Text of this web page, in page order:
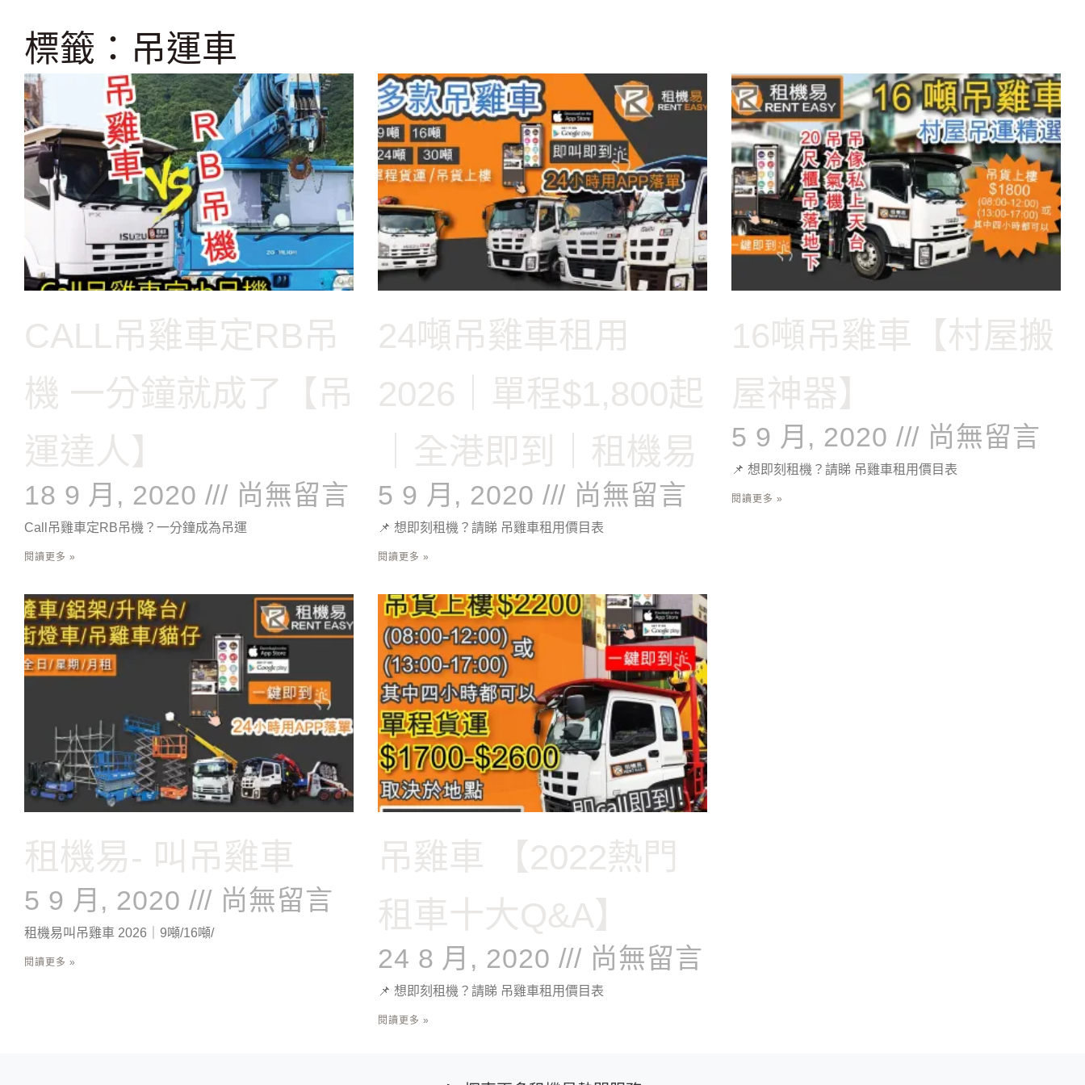
標籤：吊運車
CALL吊雞車定RB吊
機 一分鐘就成了【吊
運達人】
18 9 月, 2020 尚無留言
Call吊雞車定RB吊機？一分鐘成為吊運
閱讀更多 »
24噸吊雞車租用
2026｜單程$1,800起
｜全港即到｜租機易
5 9 月, 2020 尚無留言
📌 想即刻租機？請睇 吊雞車租用價目表
閱讀更多 »
16噸吊雞車【村屋搬
屋神器】
5 9 月, 2020 尚無留言
📌 想即刻租機？請睇 吊雞車租用價目表
閱讀更多 »
租機易- 叫吊雞車
5 9 月, 2020 尚無留言
租機易叫吊雞車 2026｜9噸/16噸/
閱讀更多 »
吊雞車 【2022熱門
租車十大Q&A】
24 8 月, 2020 尚無留言
📌 想即刻租機？請睇 吊雞車租用價目表
閱讀更多 »